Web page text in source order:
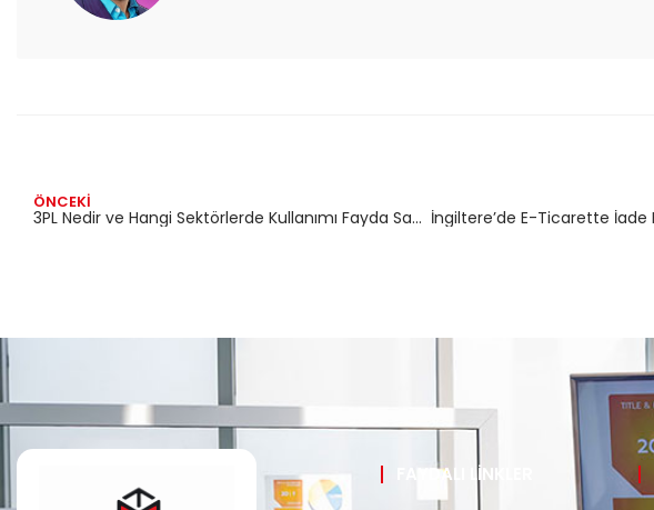
ÖNCEKI
3PL Nedir ve Hangi Sektörlerde Kullanımı Fayda Sağlar?
FAYDALI LİNKLER